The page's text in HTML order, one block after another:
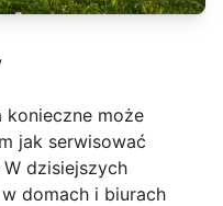
konieczne może
jak serwisować
dzisiejszych
domach i biurach